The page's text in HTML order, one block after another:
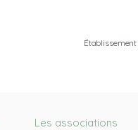
Les associations